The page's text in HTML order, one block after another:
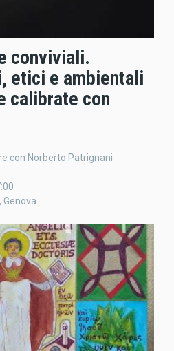
conviviali.
etici e ambientali
calibrate con
con Norberto Patrignani
Genova